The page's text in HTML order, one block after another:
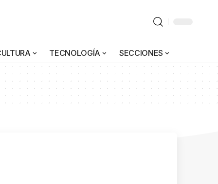
TECNOLOGÍA SECCIONES